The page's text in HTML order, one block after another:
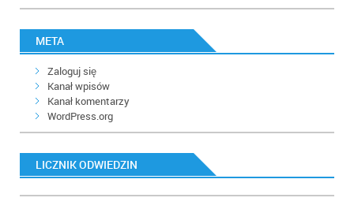
META
Zaloguj się
Kanał wpisów
Kanał komentarzy
WordPress.org
LICZNIK ODWIEDZIN